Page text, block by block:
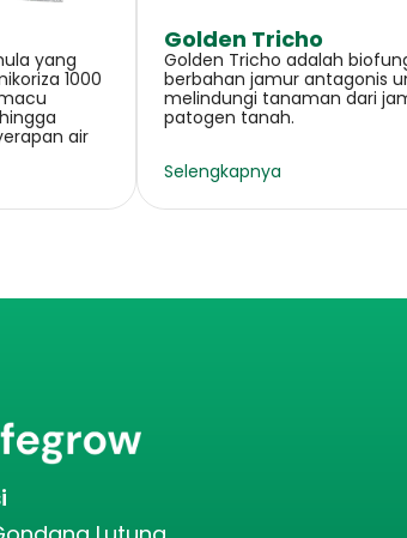
yang
1000
air
Golden Tricho​
Golden Tricho adalah
berbahan jamur antagonis
melindungi tanaman dari
patogen tanah.​
Selengkapnya